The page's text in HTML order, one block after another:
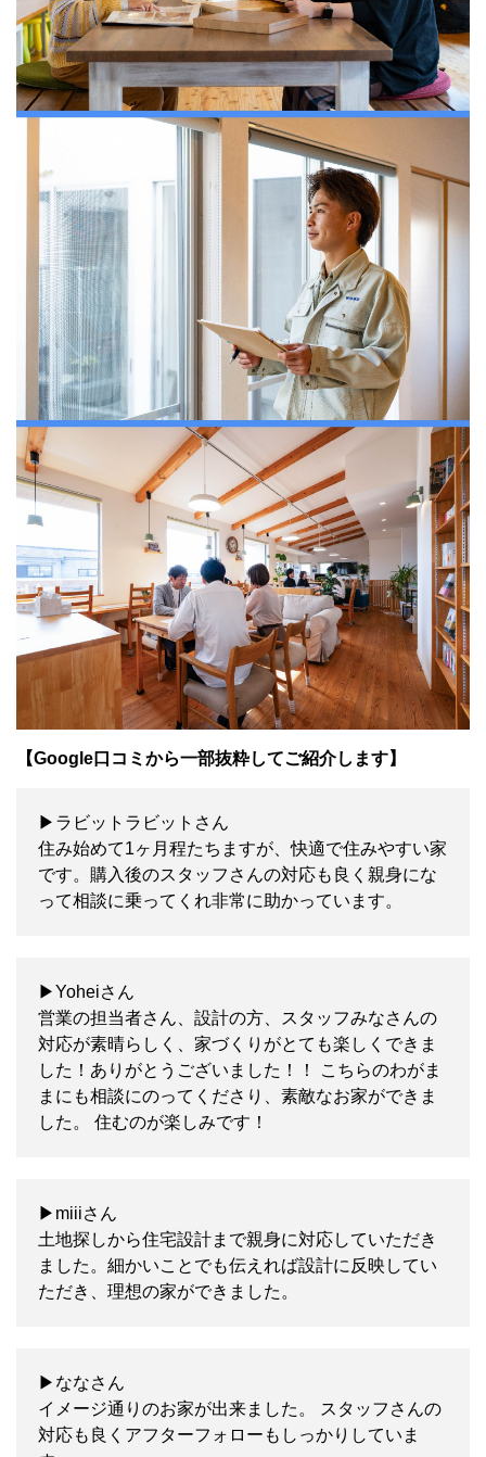
【Google口コミから一部抜粋してご紹介します】
▶ラビットラビットさん
住み始めて1ヶ月程たちますが、快適で住みやすい家
です。購入後のスタッフさんの対応も良く親身にな
って相談に乗ってくれ非常に助かっています。
▶Yoheiさん
営業の担当者さん、設計の方、スタッフみなさんの
対応が素晴らしく、家づくりがとても楽しくできま
した！ありがとうございました！！ こちらのわがま
まにも相談にのってくださり、素敵なお家ができま
した。 住むのが楽しみです！
▶miiiさん
土地探しから住宅設計まで親身に対応していただき
ました。細かいことでも伝えれば設計に反映してい
ただき、理想の家ができました。
▶ななさん
イメージ通りのお家が出来ました。 スタッフさんの
対応も良くアフターフォローもしっかりしていま